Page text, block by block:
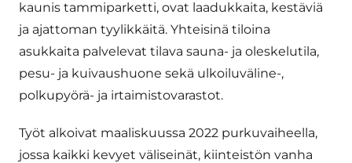
kaunis tammiparketti, ovat laadukkaita, kestäviä
ja ajattoman tyylikkäitä. Yhteisinä tiloina
asukkaita palvelevat tilava sauna- ja oleskelutila,
pesu- ja kuivaushuone sekä ulkoiluväline-,
polkupyörä- ja irtaimistovarastot.
Työt alkoivat maaliskuussa 2022 purkuvaiheella,
jossa kaikki kevyet väliseinät, kiinteistön vanha